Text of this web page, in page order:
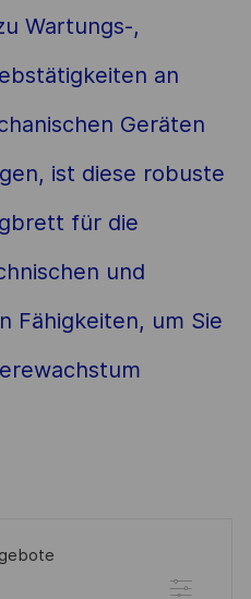
Wartungs-,
an
Geräten
ist diese robuste
für die
und
Fähigkeiten, um Sie
Filter